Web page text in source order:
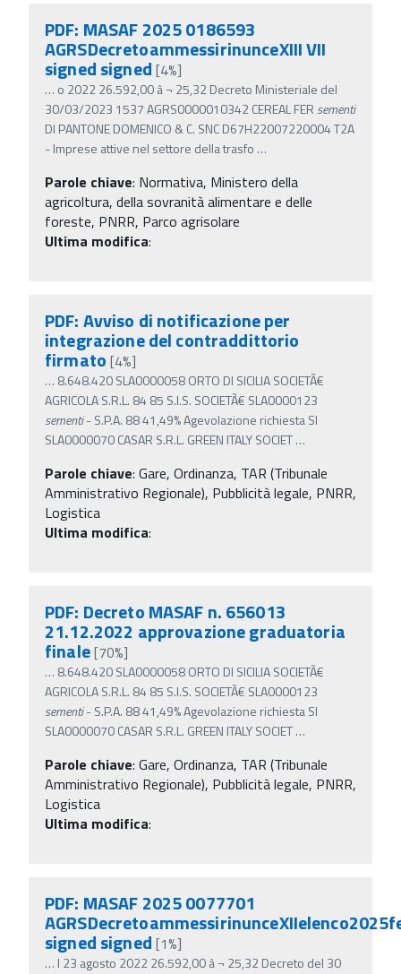
PDF: MASAF 2025 0186593
AGRSDecretoammessirinunceXIII VII
signed signed [4%]
… o 2022 26.592,00 â‚¬ 25,32 Decreto Ministeriale del
30/03/2023 1537 AGRS0000010342 CEREAL FER sementi
DI PANTONE DOMENICO & C. SNC D67H22007220004 T2A
- Imprese attive nel settore della trasfo …
Parole chiave: Normativa, Ministero della
agricoltura, della sovranità alimentare e delle
foreste, PNRR, Parco agrisolare
Ultima modifica:
PDF: Avviso di notificazione per
integrazione del contraddittorio
firmato [4%]
… 8.648.420 SLA0000058 ORTO DI SICILIA SOCIETÃ€
AGRICOLA S.R.L. 84 85 S.I.S. SOCIETÃ€ SLA0000123
sementi- S.P.A. 88 41,49% Agevolazione richiesta SI
SLA0000070 CASAR S.R.L. GREEN ITALY SOCIET…
Parole chiave: Gare, Ordinanza, TAR (Tribunale
Amministrativo Regionale), Pubblicità legale, PNRR,
Logistica
Ultima modifica:
PDF: Decreto MASAF n. 656013
21.12.2022 approvazione graduatoria
finale[70%]
… 8.648.420 SLA0000058 ORTO DI SICILIA SOCIETÃ€
AGRICOLA S.R.L. 84 85 S.I.S. SOCIETÃ€ SLA0000123
sementi- S.P.A. 88 41,49% Agevolazione richiesta SI
SLA0000070 CASAR S.R.L. GREEN ITALY SOCIET…
Parole chiave: Gare, Ordinanza, TAR (Tribunale
Amministrativo Regionale), Pubblicità legale, PNRR,
Logistica
Ultima modifica:
PDF: MASAF 2025 0077701
signed signed [1%]
… l 23 agosto 2022 26.592,00 â‚¬ 25,32 Decreto del 30